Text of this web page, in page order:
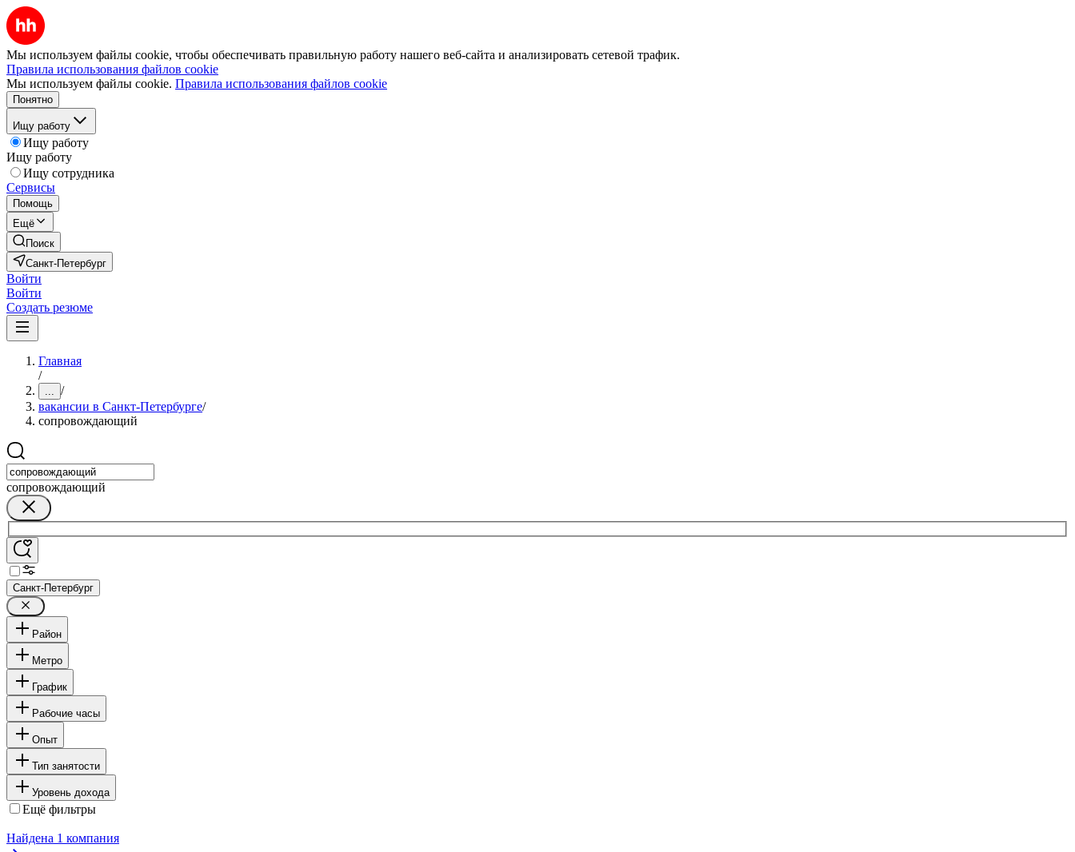
Мы используем файлы cookie, чтобы обеспечивать правильную работу нашего веб-сайта и анализировать сетевой трафик.
Правила использования файлов cookie
Мы используем файлы cookie. Правила использования файлов cookie
Понятно
Ищу работу
Ищу работу
Ищу работу
Ищу сотрудника
Сервисы
Помощь
Ещё
Поиск
Санкт-Петербург
Войти
Войти
Создать резюме
Главная
/
... /
вакансии в Санкт-Петербурге/
сопровождающий
сопровождающий
Санкт-Петербург
Район
Метро
График
Рабочие часы
Опыт
Тип занятости
Уровень дохода
Ещё фильтры
Найдена 1 компания